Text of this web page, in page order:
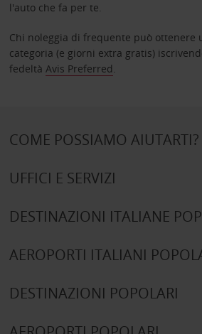
l'auto che fa per te.
Chi noleggia di frequente può ottenere
categoria (e giorni extra gratis)
fedeltà Avis Preferred.
COME POSSIAMO AIUTARTI?
UFFICI E SERVIZI
DESTINAZIONI ITALIANE
AEROPORTI ITALIANI
DESTINAZIONI POPOLARI